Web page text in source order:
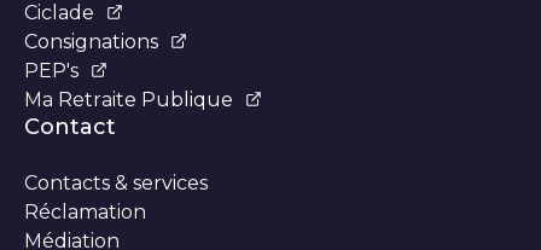
Ciclade
Consignations
PEP's
Ma Retraite Publique
Contact
Contacts & services
Réclamation
Médiation